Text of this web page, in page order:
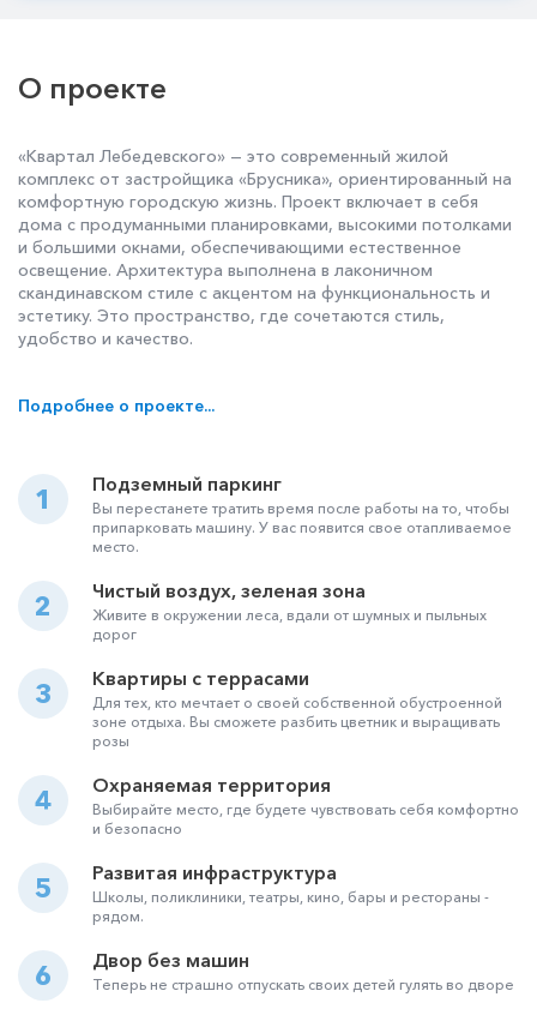
О проекте
«Квартал Лебедевского» — это современный жилой
комплекс от застройщика «Брусника», ориентированный на
комфортную городскую жизнь. Проект включает в себя
дома с продуманными планировками, высокими потолками
и большими окнами, обеспечивающими естественное
освещение. Архитектура выполнена в лаконичном
скандинавском стиле с акцентом на функциональность и
эстетику. Это пространство, где сочетаются стиль,
удобство и качество.
Подробнее о проекте...
1 Подземный паркинг
Вы перестанете тратить время после работы на то, чтобы
припарковать машину. У вас появится свое отапливаемое
место.
2 Чистый воздух, зеленая зона
Живите в окружении леса, вдали от шумных и пыльных
дорог
3 Квартиры с террасами
Для тех, кто мечтает о своей собственной обустроенной
зоне отдыха. Вы сможете разбить цветник и выращивать
розы
4 Охраняемая территория
Выбирайте место, где будете чувствовать себя комфортно
и безопасно
5 Развитая инфраструктура
Школы, поликлиники, театры, кино, бары и рестораны -
рядом.
6 Двор без машин
Теперь не страшно отпускать своих детей гулять во дворе